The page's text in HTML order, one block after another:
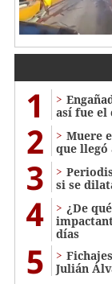
1
así fue el
2
Muere
que llegó
3
si se
4
¿De
días
5
Julián